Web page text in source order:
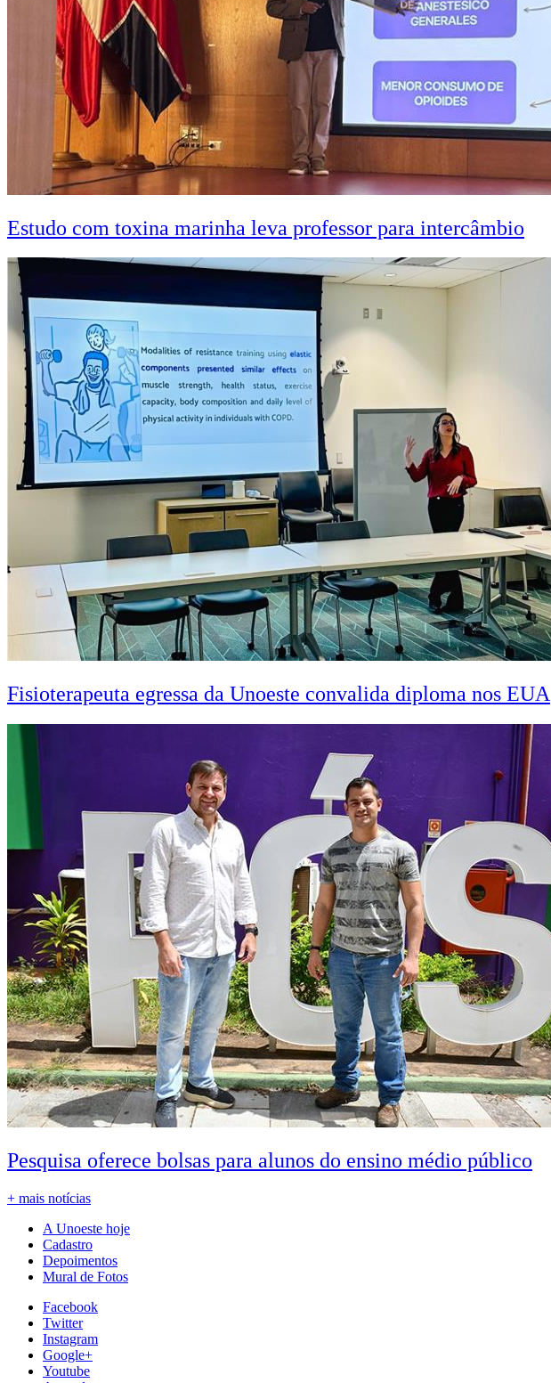
Estudo com toxina marinha leva professor para intercâmbio
Fisioterapeuta egressa da Unoeste convalida diploma nos EUA
Pesquisa oferece bolsas para alunos do ensino médio público
+ mais notícias
A Unoeste hoje
Cadastro
Depoimentos
Mural de Fotos
Facebook
Twitter
Instagram
Google+
Youtube